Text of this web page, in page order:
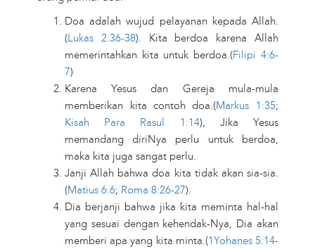
Doa adalah wujud pelayanan kepada Allah.
(Lukas 2:36-38). Kita berdoa karena Allah
memerintahkan kita untuk berdoa.(Filipi 4:6-
7 )
Karena Yesus dan Gereja mula-mula
memberikan kita contoh doa.(Markus 1:35;
Kisah Para Rasul 1:14), Jika Yesus
memandang diriNya perlu untuk berdoa,
maka kita juga sangat perlu.
Janji Allah bahwa doa kita tidak akan sia-sia.
(Matius 6:6; Roma 8:26-27 ).
Dia berjanji bahwa jika kita meminta hal-hal
yang sesuai dengan kehendak-Nya, Dia akan
memberi apa yang kita minta.(1Yohanes 5:14-